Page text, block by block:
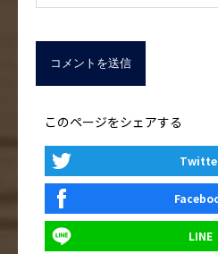
このページをシェアする
LINE